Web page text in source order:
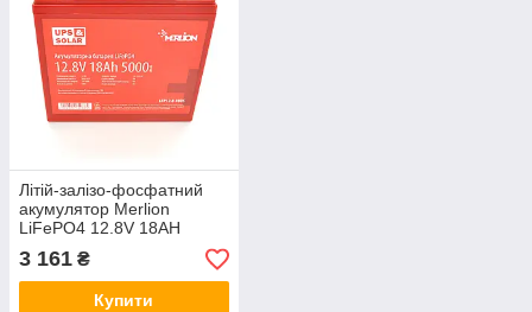
Літій-залізо-фосфатний
акумулятор Merlion
LiFePO4 12.8V 18AH
(4S3P/BMS-20A),
(179x75x167) for UPS, до
5000
3 161 ₴
Купити